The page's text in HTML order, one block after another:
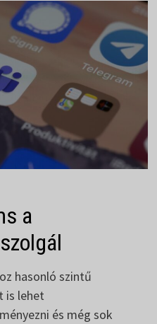
a
hasonló szintű
is lehet
és még sok